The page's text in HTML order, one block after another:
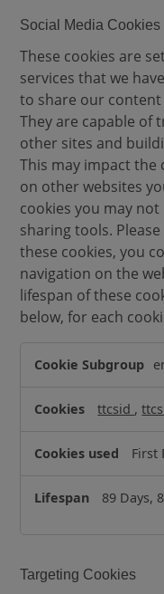
Social Media Cookies
These cookies are
services that we
to share our
They are capable of
other sites and
This may impact the
on other websites
cookies you may
sharing tools.
these cookies, you
navigation on the
lifespan of these
below, for each
a
ttcsid ,
First
89 Days,
Targeting Cookies